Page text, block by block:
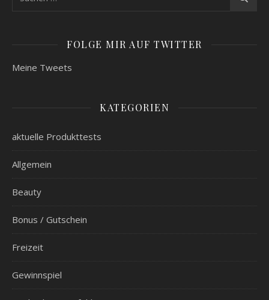
FOLGE MIR AUF TWITTER
Meine Tweets
KATEGORIEN
aktuelle Produkttests
Allgemein
Beauty
Bonus / Gutschein
Freizeit
Gewinnspiel